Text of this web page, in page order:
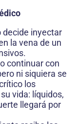
decide inyectar
la vena de un
continuar con
ni siquiera se
los
vida: líquidos,
llegará por